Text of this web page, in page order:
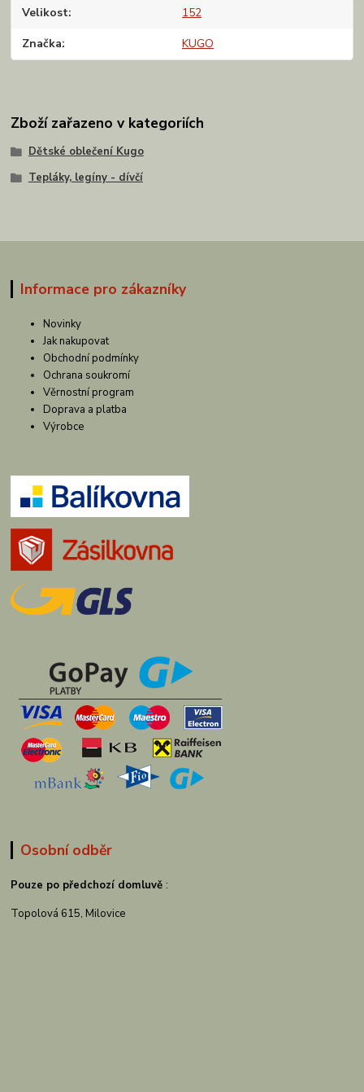
Velikost 152
Značka KUGO
Zboží zařazeno v kategoriích
Dětské oblečení Kugo
Tepláky, legíny - dívčí
Informace pro zákazníky
Novinky
Jak nakupovat
Obchodní podmínky
Ochrana soukromí
Věrnostní program
Doprava a platba
Výrobce
Osobní odběr
Pouze po předchozí domluvě :
Topolová 615, Milovice